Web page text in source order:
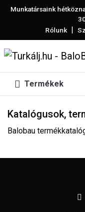
Munkatársaink
Rólunk |
Termékek
Katalógusok,
Balobau